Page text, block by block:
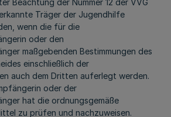
Beachtung der Nummer 12 der VVG
Träger der Jugendhilfe
wenn die für die
oder den
maßgebenden Bestimmungen des
einschließlich der
auch dem Dritten auferlegt werden.
oder der
hat die ordnungsgemäße
zu prüfen und nachzuweisen.